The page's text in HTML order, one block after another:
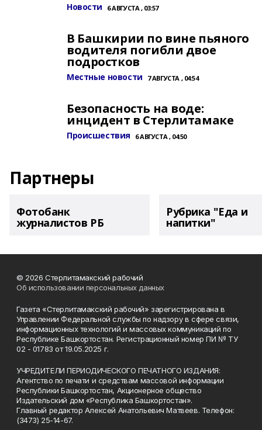
Новости 6 АВГУСТА , 03:57
В Башкирии по вине пьяного
водителя погибли двое
подростков
Местные новости 7 АВГУСТА , 04:54
Безопасность на воде:
инцидент в Стерлитамаке
Происшествия 6 АВГУСТА , 04:50
Партнеры
Фотобанк
журналистов РБ
Рубрика "Еда и
напитки"
© 2026 Стерлитамакский рабочий
Об использовании персональных данных
Газета «Стерлитамакский рабочий» зарегистрирована в
Управлении Федеральной службы по надзору в сфере связи,
информационных технологий и массовых коммуникаций по
Республике Башкортостан. Регистрационный номер ПИ № ТУ
02 - 01783 от 19.05.2025 г.
УЧРЕДИТЕЛИ ПЕРИОДИЧЕСКОГО ПЕЧАТНОГО ИЗДАНИЯ:
Агентство по печати и средствам массовой информации
Республики Башкортостан, Акционерное общество
Издательский дом «Республика Башкортостан».
Главный редактор Алексей Анатольевич Матвеев. Телефон:
(3473) 25-14-67.